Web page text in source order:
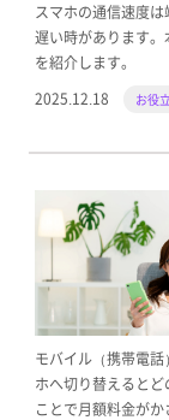
スマホの通信速度
遅い時があります
を紹介します。
2025.12.18
お役
モバイル（携帯電
ホへ切り替えると
ことで月額料金が